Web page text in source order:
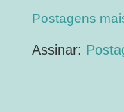
Postagens
Assinar: